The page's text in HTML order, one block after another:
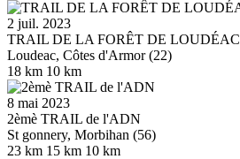
2 juil. 2023
TRAIL DE LA FORÊT DE LOUDÉAC
Loudeac, Côtes d'Armor (22)
18 km 10 km
8 mai 2023
2èmè TRAIL de l'ADN
St gonnery, Morbihan (56)
23 km 15 km 10 km